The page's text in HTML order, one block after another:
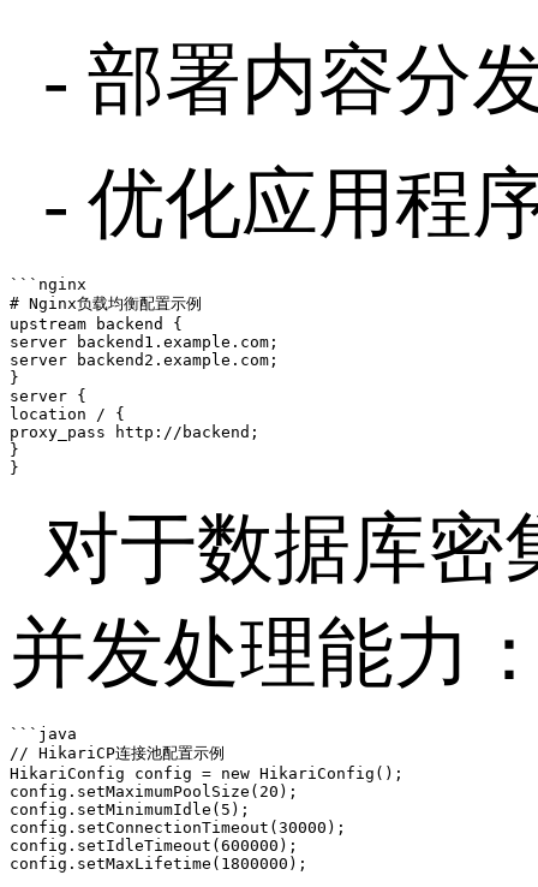
- 部署内容分
- 优化应用程
```nginx
# Nginx负载均衡配置示例
upstream backend {
server backend1.example.com;
server backend2.example.com;
}
server {
location / {
proxy_pass http://backend;
}
}
对于数据库密
并发处理能力
```java
// HikariCP连接池配置示例
HikariConfig config = new HikariConfig();
config.setMaximumPoolSize(20);
config.setMinimumIdle(5);
config.setConnectionTimeout(30000);
config.setIdleTimeout(600000);